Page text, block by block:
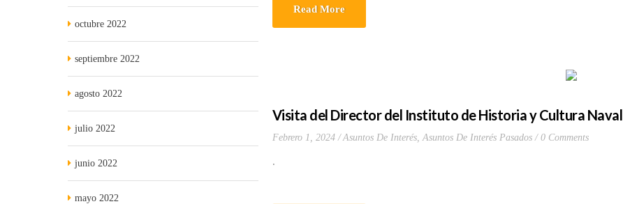
Read More
Visita del Director del Instituto de Historia y Cultura Naval
Febrero 1, 2024 Asuntos De Interés,Asuntos De Interés Pasados 0 Comments
.
octubre 2022
septiembre 2022
agosto 2022
julio 2022
junio 2022
mayo 2022